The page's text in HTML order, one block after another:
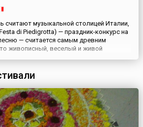
считают музыкальной столицей Италии,
di Piedigrotta) — праздник-конкурс на
— считается самым древним
живописный, веселый и живой
в древние времена